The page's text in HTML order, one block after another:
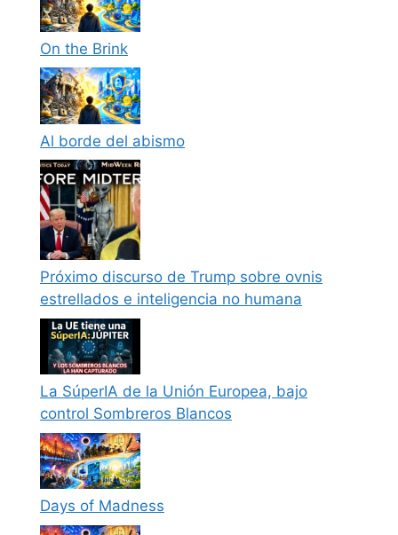
On the Brink
Al borde del abismo
Próximo discurso de Trump sobre ovnis
estrellados e inteligencia no humana
La SúperIA de la Unión Europea, bajo
control Sombreros Blancos
Days of Madness